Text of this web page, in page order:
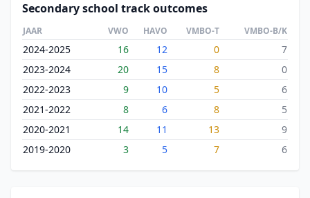
Secondary school track outcomes
JAAR VWO HAVO VMBO-T VMBO-B/K
2024-2025 16 12 0
7
2023-2024
20 15 8
0
2022-2023
9 10 5
6
2021-2022
8 6 8
5
2020-2021
14 11 13
9
2019-2020
3 5 7 6